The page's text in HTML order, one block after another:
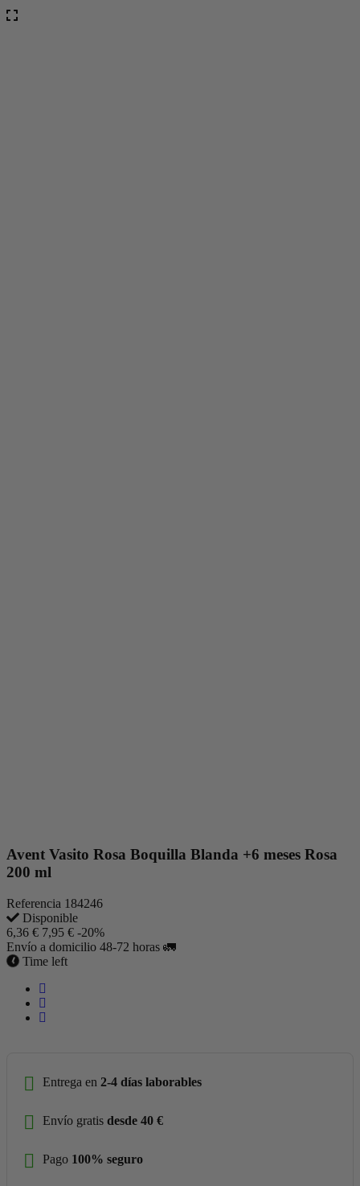
Avent Vasito Rosa Boquilla Blanda +6 meses Rosa
200 ml
Referencia 184246
Disponible
6,36 € 7,95 € -20%
Envío a domicilio 48-72 horas 🚛
Time left
Entrega en 2-4 días laborables
Envío gratis desde 40 €
Pago 100% seguro